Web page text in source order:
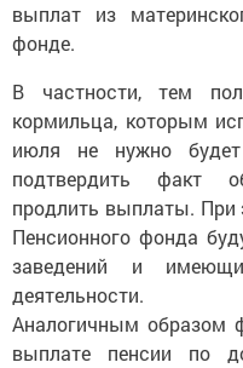
выплат из
фонде.
В частности, тем
кормильца, которым
июля не нужно
подтвердить факт
продлить выплаты. При
Пенсионного фонда
заведений и
деятельности.
Аналогичным образом
выплате пенсии по